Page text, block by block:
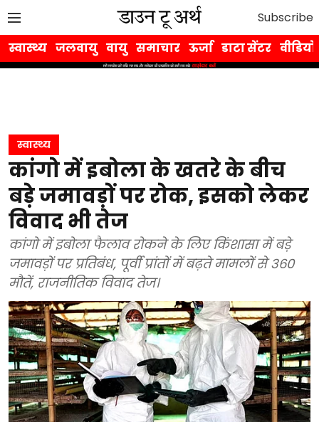
Subscribe
स्वास्थ्य जलवायु वायु समाचार ऊर्जा डाटा सेंटर वीडियो
स्वास्थ्य
कांगो में इबोला के खतरे के बीच
बड़े जमावड़ों पर रोक, इसको लेकर
विवाद भी तेज
कांगो में इबोला फैलाव रोकने के लिए किंशासा में बड़े
जमावड़ों पर प्रतिबंध, पूर्वी प्रांतों में बढ़ते मामलों से 360
मौतें, राजनीतिक विवाद तेज।